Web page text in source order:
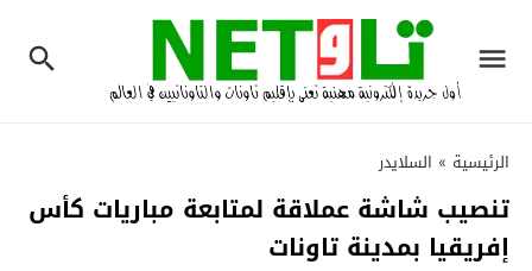
الرئيسية » السلايدر
تنصيب شاشة عملاقة لمتابعة مباريات كأس
إفريقيا بمدينة تاونات